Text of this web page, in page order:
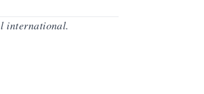
international.